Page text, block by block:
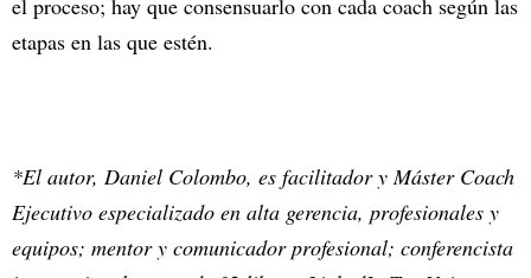
el proceso; hay que consensuarlo con cada coach según las
etapas en las que estén.
*El autor, Daniel Colombo, es facilitador y Máster Coach
Ejecutivo especializado en alta gerencia, profesionales y
equipos; mentor y comunicador profesional; conferencista